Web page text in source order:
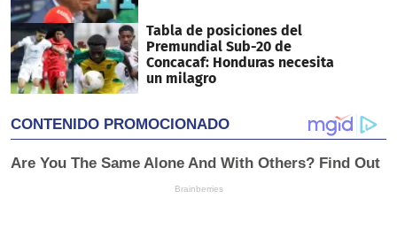
Tabla de posiciones del
Premundial Sub-20 de
Concacaf: Honduras necesita
un milagro